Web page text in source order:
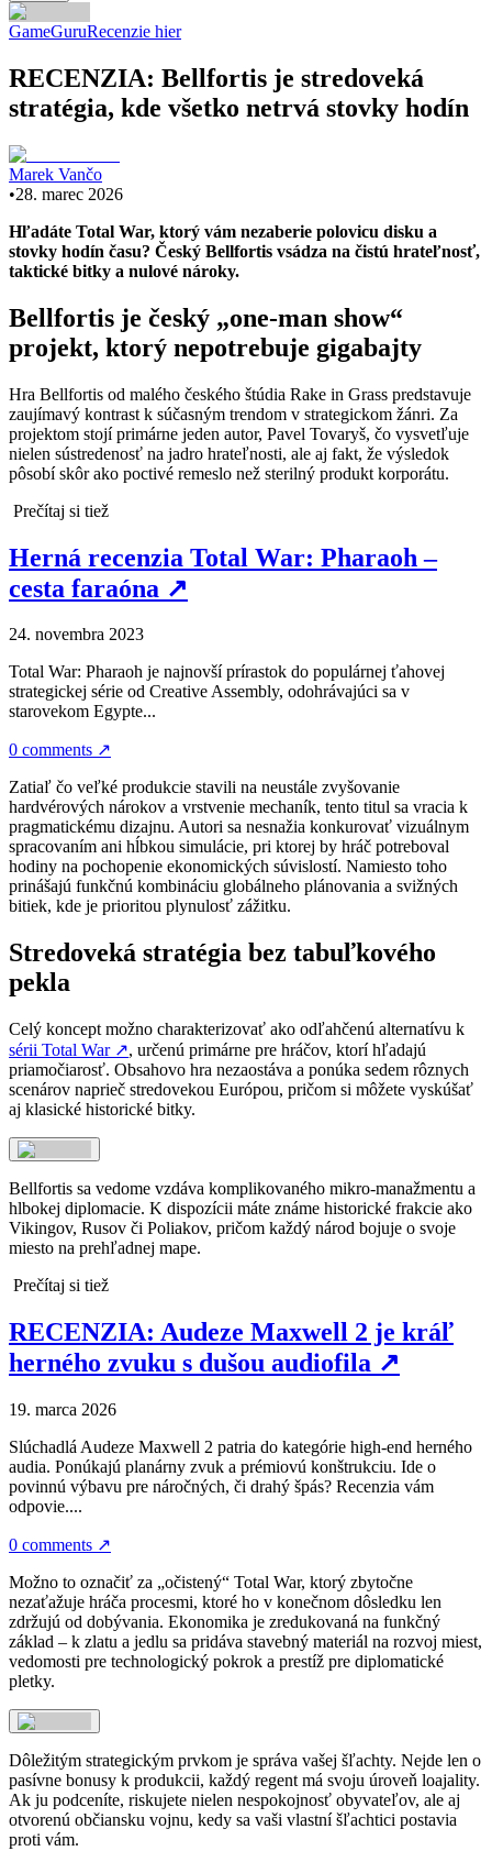
GameGuruRecenzie hier
RECENZIA: Bellfortis je stredoveká
stratégia, kde všetko netrvá stovky hodín
Marek Vančo
•28. marec 2026
Hľadáte Total War, ktorý vám nezaberie polovicu disku a
stovky hodín času? Český Bellfortis vsádza na čistú hrateľnosť,
taktické bitky a nulové nároky.
Bellfortis je český „one-man show“
projekt, ktorý nepotrebuje gigabajty
Hra Bellfortis od malého českého štúdia Rake in Grass predstavuje
zaujímavý kontrast k súčasným trendom v strategickom žánri. Za
projektom stojí primárne jeden autor, Pavel Tovaryš, čo vysvetľuje
nielen sústredenosť na jadro hrateľnosti, ale aj fakt, že výsledok
pôsobí skôr ako poctivé remeslo než sterilný produkt korporátu.
Prečítaj si tiež
Herná recenzia Total War: Pharaoh –
cesta faraóna ↗
24. novembra 2023
Total War: Pharaoh je najnovší prírastok do populárnej ťahovej
strategickej série od Creative Assembly, odohrávajúci sa v
starovekom Egypte...
0 comments ↗
Zatiaľ čo veľké produkcie stavili na neustále zvyšovanie
hardvérových nárokov a vrstvenie mechaník, tento titul sa vracia k
pragmatickému dizajnu. Autori sa nesnažia konkurovať vizuálnym
spracovaním ani hĺbkou simulácie, pri ktorej by hráč potreboval
hodiny na pochopenie ekonomických súvislostí. Namiesto toho
prinášajú funkčnú kombináciu globálneho plánovania a svižných
bitiek, kde je prioritou plynulosť zážitku.
Stredoveká stratégia bez tabuľkového
pekla
Celý koncept možno charakterizovať ako odľahčenú alternatívu k
sérii Total War↗, určenú primárne pre hráčov, ktorí hľadajú
priamočiarosť. Obsahovo hra nezaostáva a ponúka sedem rôznych
scenárov naprieč stredovekou Európou, pričom si môžete vyskúšať
aj klasické historické bitky.
Bellfortis sa vedome vzdáva komplikovaného mikro-manažmentu a
hlbokej diplomacie. K dispozícii máte známe historické frakcie ako
Vikingov, Rusov či Poliakov, pričom každý národ bojuje o svoje
miesto na prehľadnej mape.
Prečítaj si tiež
RECENZIA: Audeze Maxwell 2 je kráľ
herného zvuku s dušou audiofila ↗
19. marca 2026
Slúchadlá Audeze Maxwell 2 patria do kategórie high-end herného
audia. Ponúkajú planárny zvuk a prémiovú konštrukciu. Ide o
povinnú výbavu pre náročných, či drahý špás? Recenzia vám
odpovie....
0 comments ↗
Možno to označiť za „očistený“ Total War, ktorý zbytočne
nezaťažuje hráča procesmi, ktoré ho v konečnom dôsledku len
zdržujú od dobývania. Ekonomika je zredukovaná na funkčný
základ – k zlatu a jedlu sa pridáva stavebný materiál na rozvoj miest,
vedomosti pre technologický pokrok a prestíž pre diplomatické
pletky.
Dôležitým strategickým prvkom je správa vašej šľachty. Nejde len o
pasívne bonusy k produkcii, každý regent má svoju úroveň loajality.
Ak ju podceníte, riskujete nielen nespokojnosť obyvateľov, ale aj
otvorenú občiansku vojnu, kedy sa vaši vlastní šľachtici postavia
proti vám.